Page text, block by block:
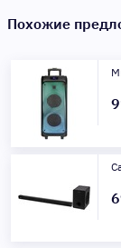
Похожие